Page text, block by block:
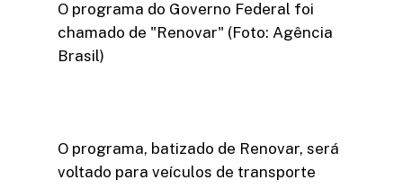
O programa do Governo Federal foi
chamado de "Renovar" (Foto: Agência
Brasil)
O programa, batizado de Renovar, será
voltado para veículos de transporte